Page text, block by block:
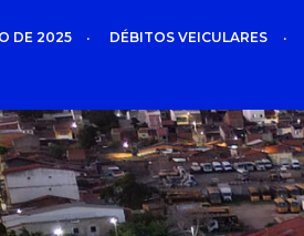
DE 2025 • DÉBITOS VEICULARES •